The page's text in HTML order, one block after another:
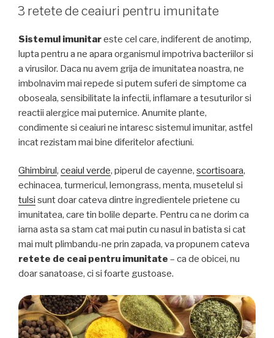
PE
3 retete de ceaiuri pentru imunitate
Sistemul imunitareste cel care, indiferent de anotimp,
lupta pentru a ne apara organismul impotriva bacteriilor si
a virusilor. Daca nu avem grija de imunitatea noastra, ne
imbolnavim mai repede si putem suferi de simptome ca
oboseala, sensibilitate la infectii, inflamare a tesuturilor si
reactii alergice mai puternice. Anumite plante,
condimente si ceaiuri ne intaresc sistemul imunitar, astfel
incat rezistam mai bine diferitelor afectiuni.
Ghimbirul, ceaiul verde, piperul de cayenne, scortisoara,
echinacea, turmericul, lemongrass, menta, musetelul si
tulsi sunt doar cateva dintre ingredientele prietene cu
imunitatea, care tin bolile departe. Pentru ca ne dorim ca
iarna asta sa stam cat mai putin cu nasul in batista si cat
mai mult plimbandu-ne prin zapada, va propunem cateva
retete de ceai pentru imunitate – ca de obicei, nu
doar sanatoase, ci si foarte gustoase.